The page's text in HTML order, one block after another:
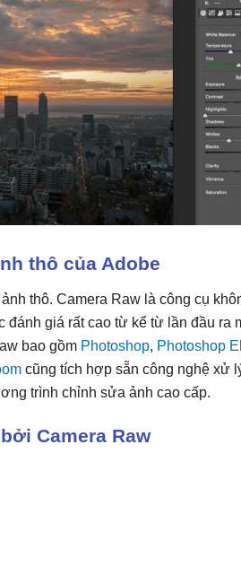
thô của Adobe
thô. Camera Raw là công cụ
giá rất cao từ kể từ lần đầu ra
bao gồm Photoshop, Photoshop
cũng tích hợp sẵn công nghệ xử
trình chỉnh sửa ảnh cao cấp.
Camera Raw